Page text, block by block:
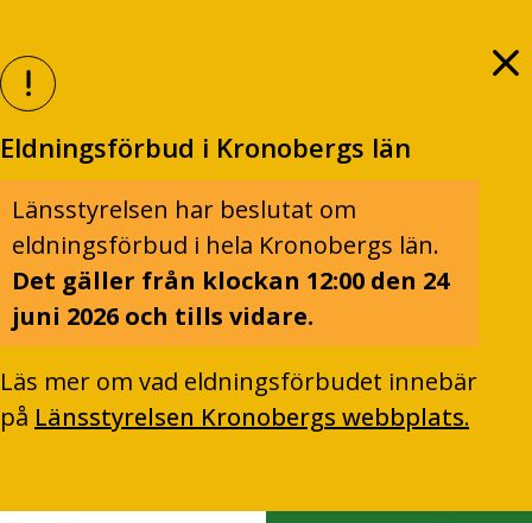
Eldningsförbud i Kronobergs län
Länsstyrelsen har beslutat om
eldningsförbud i hela Kronobergs län.
Det gäller från klockan 12:00 den 24
juni 2026 och tills vidare.
Läs mer om vad eldningsförbudet innebär
på Länsstyrelsen Kronobergs webbplats.